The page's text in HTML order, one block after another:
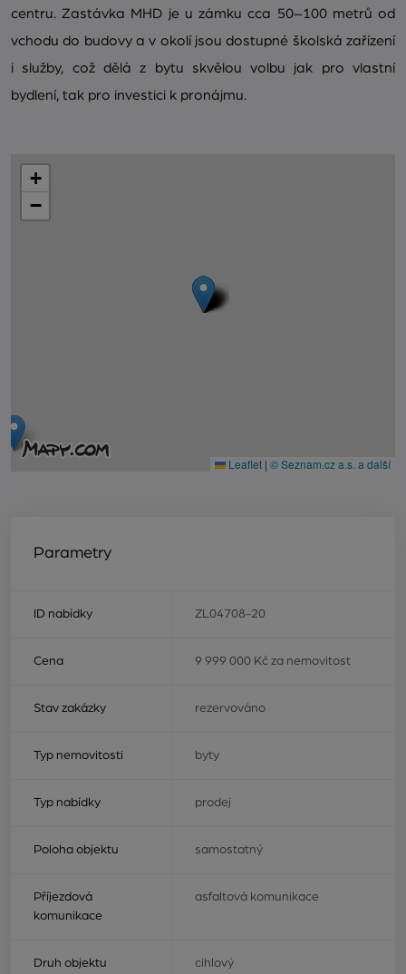
centru. Zastávka MHD je u zámku cca 50–100 metrů od
vchodu do budovy a v okolí jsou dostupné školská zařízení
i služby, což dělá z bytu skvělou volbu jak pro vlastní
bydlení, tak pro investici k pronájmu.
+
−
Leaflet | © Seznam.cz a.s. a další
Parametry
ID nabídky ZL04708-20
Cena 9 999 000 Kč za nemovitost
Stav zakázky rezervováno
Typ nemovitosti byty
Typ nabídky prodej
Poloha objektu samostatný
Příjezdová
komunikace
asfaltová komunikace
Druh objektu cihlový